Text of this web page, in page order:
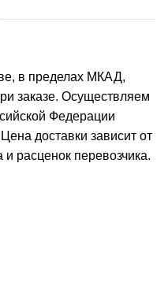
в пределах МКАД,
заказе. Осуществляем
Федерации
доставки зависит от
и расценок перевозчика.